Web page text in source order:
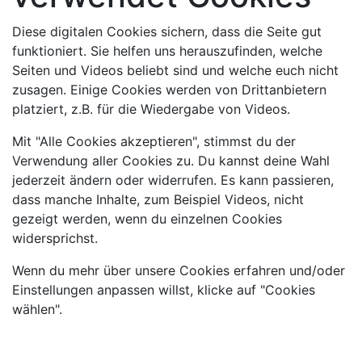
Diese digitalen Cookies sichern, dass die Seite gut
funktioniert. Sie helfen uns herauszufinden, welche
Seiten und Videos beliebt sind und welche euch nicht
zusagen. Einige Cookies werden von Drittanbietern
platziert, z.B. für die Wiedergabe von Videos.
Mit "Alle Cookies akzeptieren", stimmst du der
Verwendung aller Cookies zu. Du kannst deine Wahl
jederzeit ändern oder widerrufen. Es kann passieren,
dass manche Inhalte, zum Beispiel Videos, nicht
gezeigt werden, wenn du einzelnen Cookies
widersprichst.
Wenn du mehr über unsere Cookies erfahren und/oder
Einstellungen anpassen willst, klicke auf "Cookies
wählen".